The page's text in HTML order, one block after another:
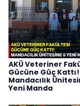
AKÜ Veteriner
Gücüne Güç Kattı!
Mandacılık
Yeni Manda